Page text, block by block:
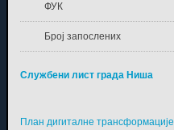
ФУК
Број запослених
Службени лист града Ниша
План дигиталне трансформације